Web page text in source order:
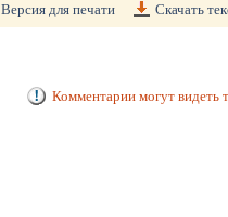
Версия для печати Скачать
Комментарии могут видеть